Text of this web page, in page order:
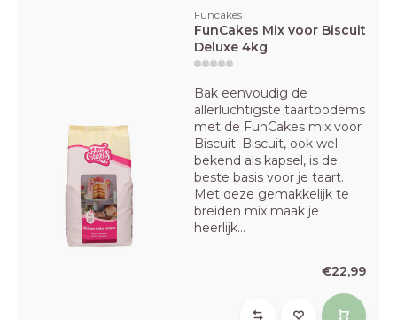
Funcakes
FunCakes Mix voor Biscuit
Deluxe 4kg
Bak eenvoudig de
allerluchtigste taartbodems
met de FunCakes mix voor
Biscuit. Biscuit, ook wel
bekend als kapsel, is de
beste basis voor je taart.
Met deze gemakkelijk te
breiden mix maak je
heerlijk...
€22,99